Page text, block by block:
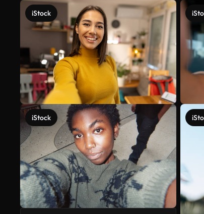
iStock
iStock